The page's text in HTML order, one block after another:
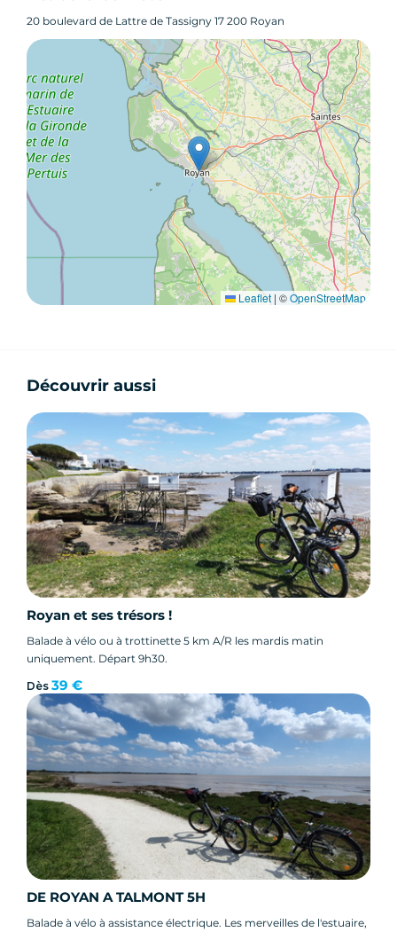
20 boulevard de Lattre de Tassigny 17 200 Royan
Leaflet | ©OpenStreetMap
Découvrir aussi
Royan et ses trésors !
Balade à vélo ou à trottinette 5 km A/R les mardis matin
uniquement. Départ 9h30.
Dès 39 €
DE ROYAN A TALMONT 5H
Balade à vélo à assistance électrique. Les merveilles de l'estuaire,